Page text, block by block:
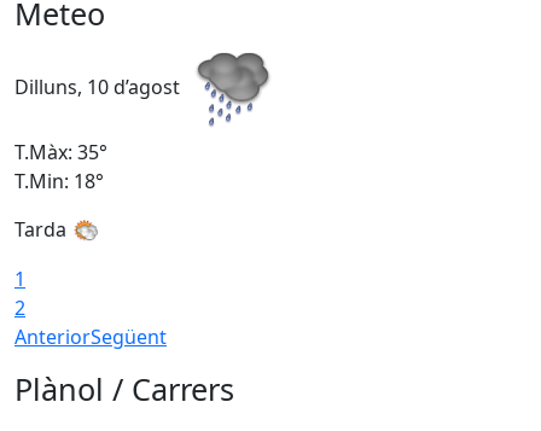
Meteo
Dilluns, 10 d’agost
T.Màx: 35°
T.Min: 18°
Tarda
1
2
AnteriorSegüent
Plànol / Carrers